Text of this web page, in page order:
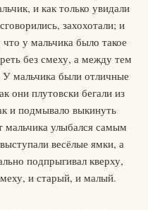
и как только увидали
захохотали; и
у мальчика было такое
без смеху, а между тем
мальчика были отличные
они плутовски бегали из
и подмывало выкинуть
улыбался самым
весёлые ямки, а
подпрыгивал кверху,
и старый, и малый.